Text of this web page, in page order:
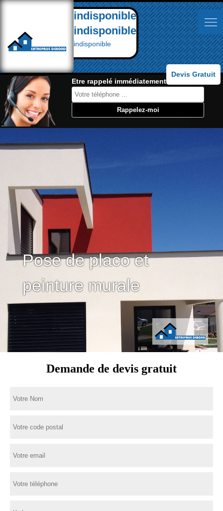
indisponible
indisponible
indisponible
Devis Gratuit
Etre rappelé immédiatement:
Pose de placo et
peinture murale
Demande de devis gratuit